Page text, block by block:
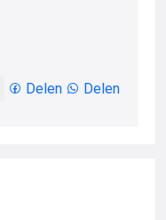
Delen Delen